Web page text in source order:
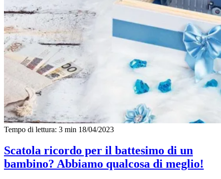
Tempo di lettura: 3 min 18/04/2023
Scatola ricordo per il battesimo di un
bambino? Abbiamo qualcosa di meglio!